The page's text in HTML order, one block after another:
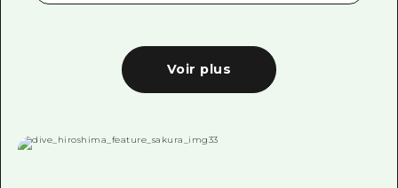
Voir plus